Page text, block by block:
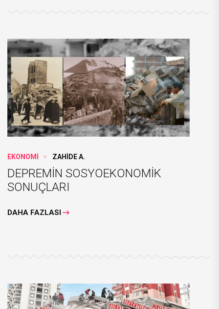
EKONOMİ ZAHİDE A.
DEPREMİN SOSYOEKONOMİK
SONUÇLARI
DAHA FAZLASI